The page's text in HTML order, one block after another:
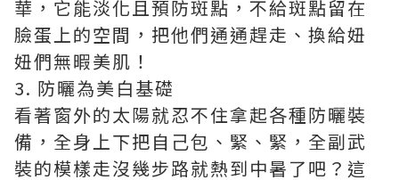
華，它能淡化且預防斑點，不給斑點留在
臉蛋上的空間，把他們通通趕走、換給妞
妞們無暇美肌！
3. 防曬為美白基礎
看著窗外的太陽就忍不住拿起各種防曬裝
備，全身上下把自己包、緊、緊，全副武
裝的模樣走沒幾步路就熱到中暑了吧？這